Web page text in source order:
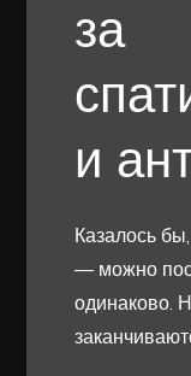
за
и
Казалось
— можно
одинаково.